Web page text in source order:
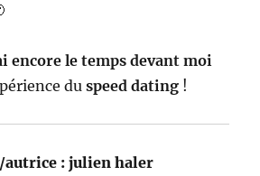
encore le temps devant moi
duspeed dating !
autrice : julien haler